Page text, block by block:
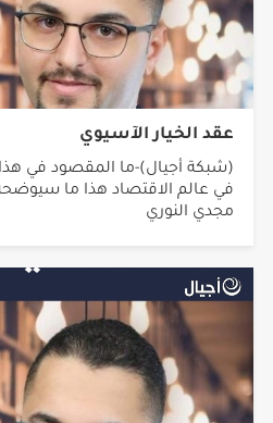
عقد الخيار الآسيوي
(شبكة أجيال)-ما المقصود في
في عالم الاقتصاد هذا ما
مجدي النوري